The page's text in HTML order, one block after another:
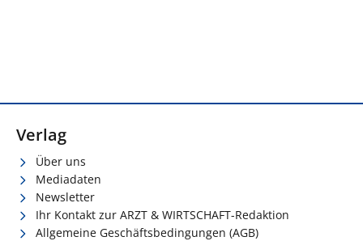
Verlag
Über uns
Mediadaten
Newsletter
Ihr Kontakt zur ARZT & WIRTSCHAFT-Redaktion
Allgemeine Geschäftsbedingungen (AGB)